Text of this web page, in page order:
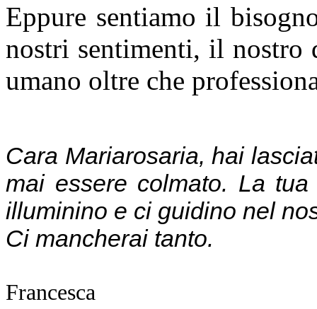
Eppure sentiamo il
nostri sentimenti, il nostro
umano oltre che
Cara Mariarosaria, hai
mai essere colmato. La
illuminino e ci guidino nel
Ci mancherai tanto.
Francesca